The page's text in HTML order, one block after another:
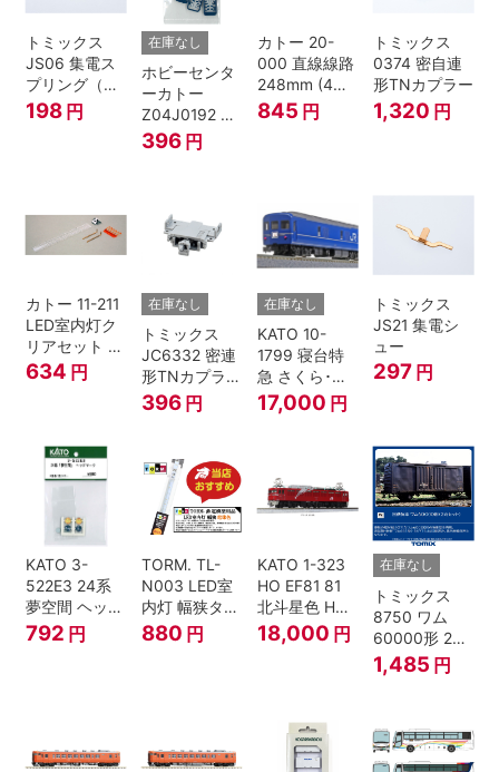
トミックス
JS06 集電ス
プリング（Ｌ
=7.5mm・4個
入） 鉄道模型
198 円
在庫なし
ホビーセンタ
ーカトー
Z04J0192 ク
モハ115 横須
賀色 ジャンパ
396 円
カトー 20-
000 直線線路
248mm (4本
入) Nゲージ
845 円
トミックス
0374 密自連
形TNカプラー
1,320 円
カトー 11-211
LED室内灯ク
リアセット N
ゲージ
634 円
在庫なし
トミックス
JC6332 密連
形TNカプラー
(SPグレー電
連付・211系)
396 円
在庫なし
KATO 10-
1799 寝台特
急 さくら･は
やぶさ/富士
24系 9両セッ
17,000 円
トミックス
JS21 集電シ
ュー
297 円
KATO 3-
522E3 24系
夢空間 ヘッド
マーク 4種各1
792 円
TORM. TL-
N003 LED室
内灯 幅狭タイ
プ・電球色 1
本 鉄道模型
880 円
KATO 1-323
HO EF81 81
北斗星色 HO
ゲージ
18,000 円
在庫なし
トミックス
8750 ワム
60000形 2両
セット Nゲー
ジ
1,485 円